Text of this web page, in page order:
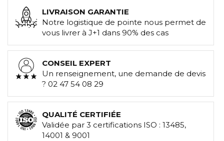
LIVRAISON GARANTIE
Notre logistique de pointe nous permet de
vous livrer à J+1 dans 90% des cas
CONSEIL EXPERT
Un renseignement, une demande de devis
? 02 47 54 08 29
QUALITÉ CERTIFIÉE
Validée par 3 certifications ISO : 13485,
14001 & 9001